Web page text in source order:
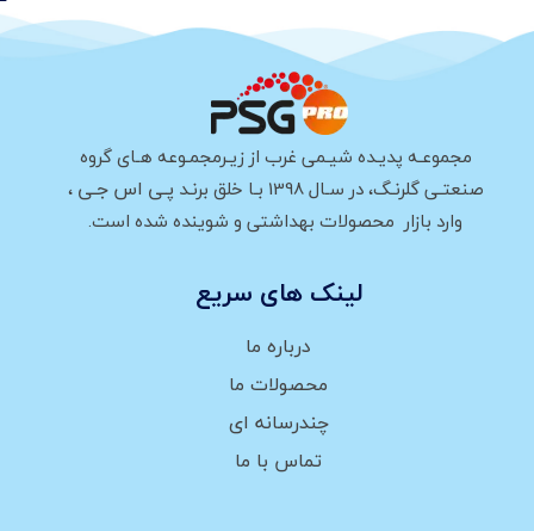
مجموعـه پدیـده شیـمی غرب از زیـرمجمـوعه هـای گروه
صنعتـی گلرنـگ، در سـال 1398 بـا خلق برنـد
پـی اس جـی،
وارد بازار محصولات بهداشتی و شوینده شده است.
درباره ما
محصولات ما
چندرسانه ای
تماس با ما
لینک های سریع